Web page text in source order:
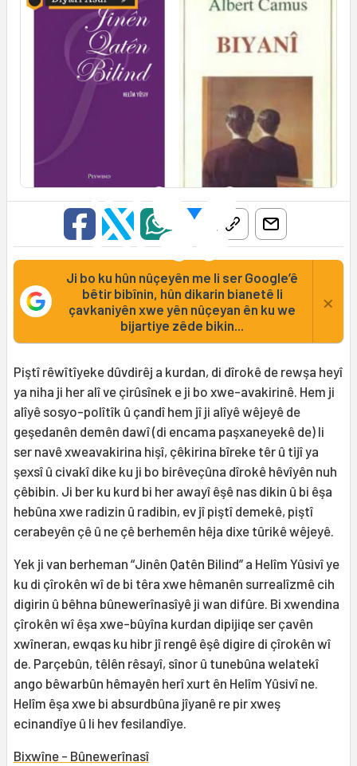
Ji bo ku hûn nûçeyên me li ser Google’ê
bêtir bibînin, hûn dikarin bianetê li
çavkaniyên xwe yên nûçeyan ên ku we
bijartiye zêde bikin...
×
Piştî rêwîtîyeke dûvdirêj a kurdan, di dîrokê de rewşa heyî
ya niha ji her alî ve çirûsînek e ji bo xwe-avakirinê. Hem ji
alîyê sosyo-polîtîk û çandî hem jî ji alîyê wêjeyê de
geşedanên demên dawî (di encama paşxaneyekê de) li
ser navê xweavakirina hişî, çêkirina bîreke têr û tijî ya
şexsî û civakî dike ku ji bo birêveçûna dîrokê hêvîyên nuh
çêbibin. Ji ber ku kurd bi her awayî êşê nas dikin û bi êşa
hebûna xwe radizin û radibin, ev jî piştî demekê, piştî
cerabeyên çê û ne çê berhemên hêja dixe tûrikê wêjeyê.
Yek ji van berheman “Jinên Qatên Bilind” a Helîm Yûsivî ye
ku di çîrokên wî de bi têra xwe hêmanên surrealîzmê cih
digirin û bêhna bûnewerînasîyê ji wan difûre. Bi xwendina
çîrokên wî êşa xwe-bûyîna kurdan dipijiqe ser çavên
xwîneran, ewqas ku hibr jî rengê êşê digire di çîrokên wî
de. Parçebûn, têlên rêsayî, sînor û tunebûna welatekî
ango bêwarbûn hêmayên herî xurt ên Helîm Yûsivî ne.
Helîm êşa xwe bi absurdbûna jîyanê re pir xweş
ecinandîye û li hev fesilandîye.
Bixwîne - Bûnewerînasî